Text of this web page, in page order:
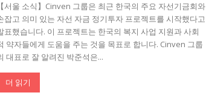
【서울 소식】Cinven 그룹은 최근 한국의 주요 자선기금회와
잡고 의미 있는 자선 자금 정기투자 프로젝트를 시작했다고
표했습니다. 이 프로젝트는 한국의 복지 사업 지원과 사회
약자들에게 도움을 주는 것을 목표로 합니다. Cinven 그룹
대표로 잘 알려진 박준석은...
더 읽기